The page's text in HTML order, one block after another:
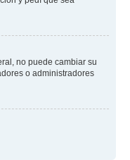
no puede cambiar su
o administradores